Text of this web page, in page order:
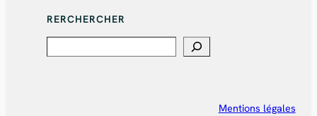
RERCHERCHER
Mentions légales